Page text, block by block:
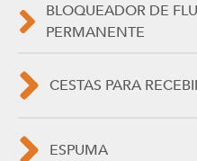
BLOQUEADOR DE
PERMANENTE
CESTAS PARA
ESPUMA